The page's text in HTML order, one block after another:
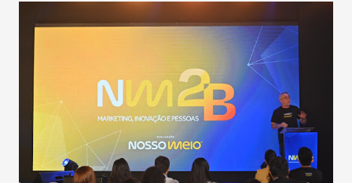
população suspeita e de cuidados com os ambientes
públicos e domiciliares. “Nós não estamos vivendo uma
epidemia comum, como temos em todos os anos, com
aumento de casos de dengue, influenza ou H1N1. Trata-se
de uma epidemia com um vírus diferente, com um poder de
contaminação maior que outros coronavírus”, apontou o
secretário. Segundo ele, é uma epidemia com chance de
contaminação alta, podendo gerar um grande risco à